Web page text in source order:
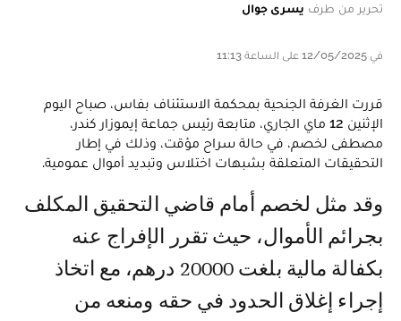
تحرير من طرف يسرى جوال
في 12/05/2025 على الساعة 11:13
قررت الغرفة الجنحية بمحكمة الاستئناف بفاس، صباح اليوم
الإثنين 12 ماي الجاري، متابعة رئيس جماعة إيموزار كندر،
مصطفى لخصم، في حالة سراح مؤقت، وذلك في إطار
التحقيقات المتعلقة بشبهات اختلاس وتبديد أموال عمومية.
وقد مثل لخصم أمام قاضي التحقيق المكلف
بجرائم الأموال، حيث تقرر الإفراج عنه
بكفالة مالية بلغت 20000 درهم، مع اتخاذ
إجراء إغلاق الحدود في حقه ومنعه من